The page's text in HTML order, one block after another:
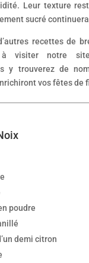
Leur texture
sucré
recettes de
à visiter notre
y trouverez de
vos fêtes de
poudre
demi citron